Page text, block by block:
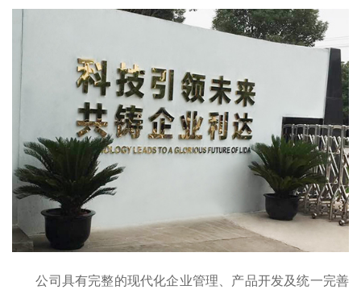
公司具有完整的现代化企业管理、产品开发及统一完善